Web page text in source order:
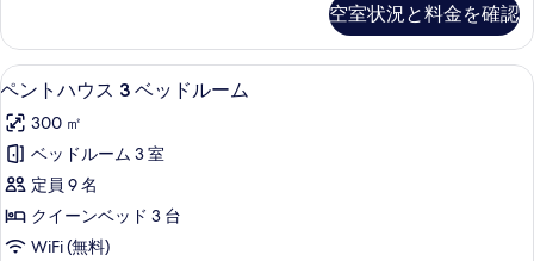
ム
の
す
べ
て
の
写
真
ベ
ッ
ド
ー
ム
詳
細
空室状況と料金を確認
ペ
ン
ト
ハ
ウ
ス
ペントハウス 3 ベッドルーム | テラ
20
ペントハウス 3 ベッドルーム
300 ㎡
ベッドルーム 3 室
定員 9 名
クイーンベッド 3 台
WiFi (無料)